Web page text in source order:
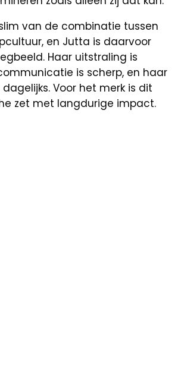
van de combinatie tussen
en Jutta is daarvoor
Haar uitstraling is
is scherp, en haar
Voor het merk is dit
zet met langdurige impact.